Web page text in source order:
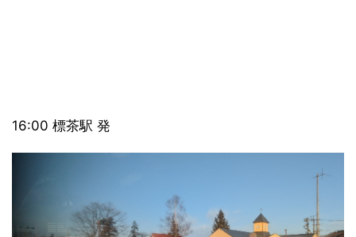
16:00 標茶駅 発